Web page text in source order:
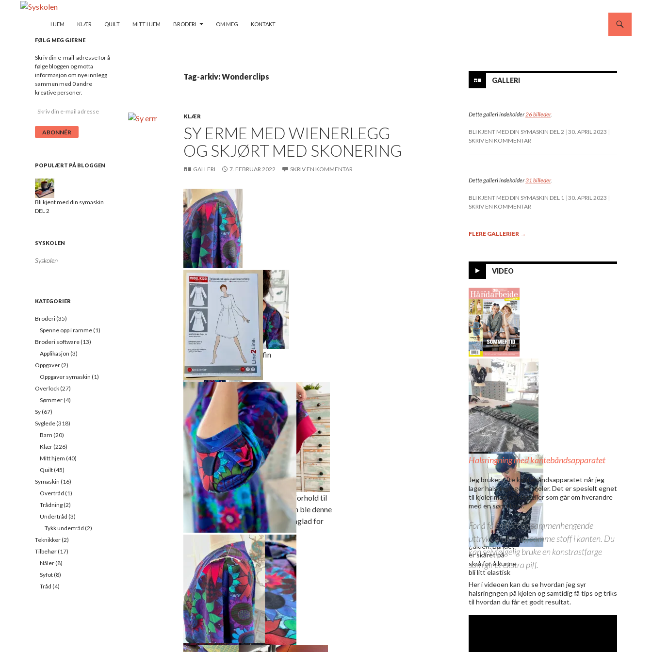
Syskolen
HJEM
KLÆR QUILT MITT HJEM BRODERI OM MEG KONTAKT
Tag-arkiv: Wonderclips
KLÆR
SY ERME MED WIENERLEGG
OG SKJØRT MED SKONERING
GALLERI 7. FEBRUAR 2022 SKRIV EN KOMMENTAR
Kjolens ermetopp
består av et
wienerlegg
Wienerlegget gir ermet fin
vidde….
Denne V-halsen er
ikke så dypt
utringet
I mønsteret kan du selv
velge mellom rund
halsrigning eller V-hals
Jeg hadde kjøpt litt for lite stoff i forhold til
mønsterplasseringen 😂 Løsningen ble denne
fine skoneringen som jeg ble megaglad for
Ermet har et wienerlegg nederst
Leggene kan kun anes
GALLERI
Dette galleri indeholder26 billeder.
BLI KJENT MED DIN SYMASKIN DEL 2 30. APRIL 2023
SKRIV EN KOMMENTAR
Dette galleri indeholder31 billeder.
BLI KJENT MED DIN SYMASKIN DEL 1
30. APRIL 2023
SKRIV EN KOMMENTAR
FLERE GALLERIER →
VIDEO
Alt om
Håndarbeide 7-
2014
Mønster til
sommerkjole
Når
kantebåndsapp
aratet er
montert føres
båndet inn i
guiden. Båndet
er skåret på
skrå for å kunne
bli litt elastisk
For å gjøre det enkelt
pleier jeg å sy sammen
den ene sidesømmen
før jeg rynker stykkene
sammen. Her er jeg klar
til å sy sammen den
siste sidesømmen
etter at kappen eller
volangen er sydd på
Halsringning med kantebåndsapparatet
Jeg bruker ofte kantebåndsapparatet når jeg
lager halsringinger til kjoler. Det er spesielt egnet
til kjoler med omslag eller som går om hverandre
med en søm i livet.
For å få en flott og sammenhengende
uttrykk bruker jeg samme stoff i kanten. Du
kan selvfølgelig bruke en konstrastfarge
som gir et ekstra piff.
Her i videoen kan du se hvordan jeg syr
halsringngen på kjolen og samtidig få tips og triks
til hvordan du får et godt resultat.
– ganske enkel syglede
FØLG MEG GJERNE
Skriv din e-mail-adresse for å
følge bloggen og motta
informasjon om nye innlegg
sammen med 0 andre
kreative personer.
r
i
i
e
-
m
a
i
d
e
e
:
POPULÆRT PÅ BLOGGEN
Bli kjent med din symaskin
DEL 2
SYSKOLEN
Syskolen
KATEGORIER
Broderi(35)
Spenne opp i ramme(1)
Broderi software(13)
Applikasjon (3)
Oppgaver(2)
Oppgaver symaskin (1)
Overlock(27)
Sømmer(4)
Sy(67)
Syglede(318)
Barn (20)
Klær(226)
Mitt hjem (40)
Quilt(45)
Symaskin (16)
Overtråd (1)
Trådning(2)
Undertråd (3)
Tykk undertråd (2)
Teknikker(2)
Tilbehør(17)
Nåler(8)
Syfot(8)
Tråd (4)